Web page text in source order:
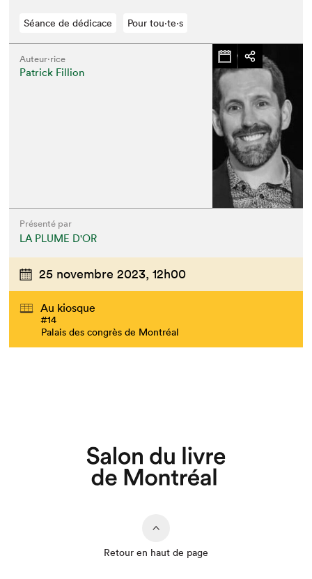
Que cherchez-vous?
Séance de dédicace Pour tou⋅te⋅s
Auteur·rice
Patrick Fillion
Présenté par
LA PLUME D'OR
25 novembre 2023, 12h00
Au kiosque
#14
Palais des congrès de Montréal
Retour en haut de page